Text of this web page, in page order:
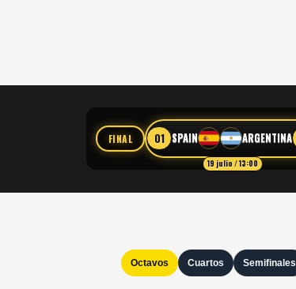
FINAL 01 SPAIN ARGENTINA
19 julio / 13:00
Octavos Cuartos Semifinales